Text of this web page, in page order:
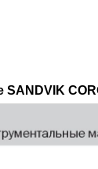
SANDVIK